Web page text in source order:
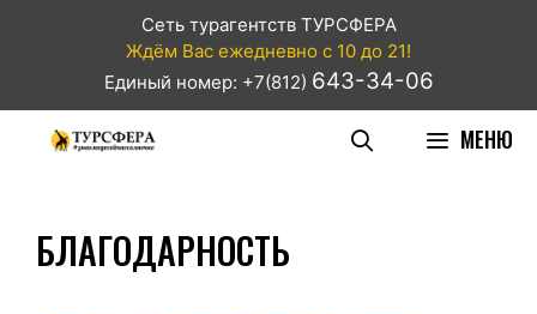
Сеть турагентств ТУРСФЕРА
Ждём Вас ежедневно с 10 до 21!
Единый номер: +7(812) 643-34-06
МЕНЮ
БЛАГОДАРНОСТЬ